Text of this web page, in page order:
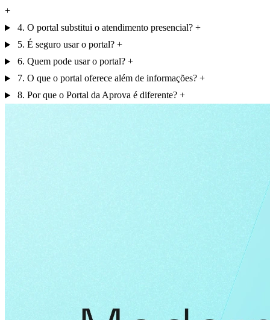
4. O portal substitui o atendimento presencial?
5. É seguro usar o portal?
6. Quem pode usar o portal?
7. O que o portal oferece além de informações?
8. Por que o Portal da Aprova é diferente?